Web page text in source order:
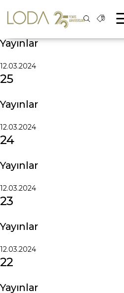
Yayınlar
12.03.2024
25
Yayınlar
12.03.2024
24
Yayınlar
12.03.2024
23
Yayınlar
12.03.2024
22
Yayınlar